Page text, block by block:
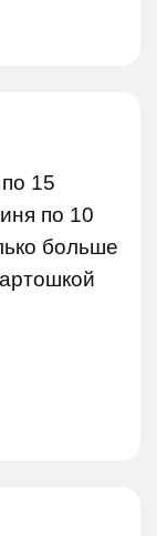
15
по 10
больше